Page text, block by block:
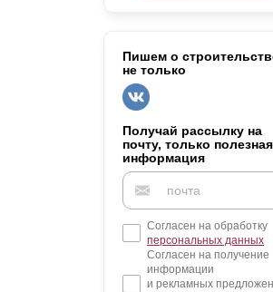
Пишем о
не только
Получай рассылку на
почту, только полезная
информация
Согласен на обработку
персональных данных
Согласен на получение
информации
и рекламных